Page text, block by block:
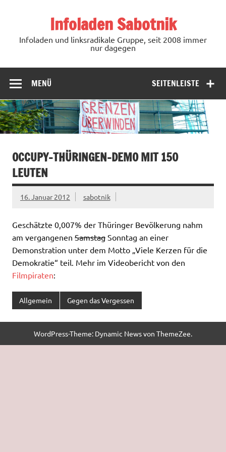
Infoladen Sabotnik
Infoladen und linksradikale Gruppe, seit 2008 immer
nur dagegen
SEITENLEISTE
MENÜ
OCCUPY-THÜRINGEN-DEMO MIT 150
LEUTEN
16. Januar 2012 sabotnik
Geschätzte 0,007% der Thüringer Bevölkerung nahm
am vergangenen Samstag Sonntag an einer
Demonstration unter dem Motto „Viele Kerzen für die
Demokratie“ teil. Mehr im Videobericht von den
Filmpiraten:
Allgemein Gegen das Vergessen
WordPress-Theme: Dynamic News von ThemeZee.